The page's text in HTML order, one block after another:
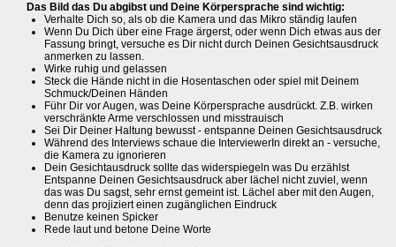
Das Bild das Du abgibst und Deine Körpersprache sind wichtig:
Verhalte Dich so, als ob die Kamera und das Mikro ständig laufen
Wenn Du Dich über eine Frage ärgerst, oder wenn Dich etwas aus der
Fassung bringt, versuche es Dir nicht durch Deinen Gesichtsausdruck
anmerken zu lassen.
Wirke ruhig und gelassen
Steck die Hände nicht in die Hosentaschen oder spiel mit Deinem
Schmuck/Deinen Händen
Führ Dir vor Augen, was Deine Körpersprache ausdrückt. Z.B. wirken
verschränkte Arme verschlossen und misstrauisch
Sei Dir Deiner Haltung bewusst - entspanne Deinen Gesichtsausdruck
Während des Interviews schaue die InterviewerIn direkt an - versuche,
die Kamera zu ignorieren
Dein Gesichtausdruck sollte das widerspiegeln was Du erzählst
Entspanne Deinen Gesichtsausdruck aber lächel nicht zuviel, wenn
das was Du sagst, sehr ernst gemeint ist. Lächel aber mit den Augen,
denn das projiziert einen zugänglichen Eindruck
Benutze keinen Spicker
Rede laut und betone Deine Worte